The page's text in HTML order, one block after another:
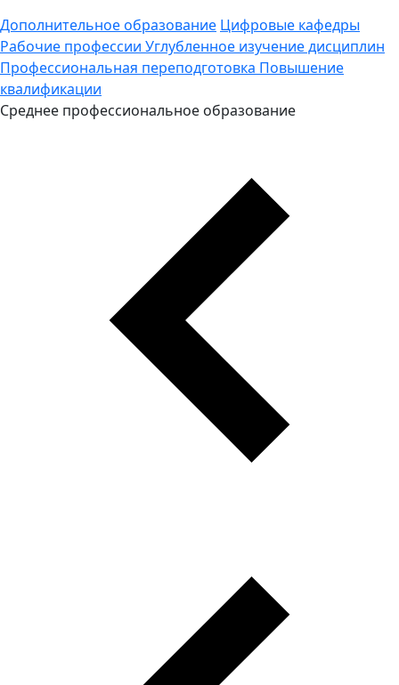
Дополнительное образование Цифровые кафедры
Рабочие профессии Углубленное изучение дисциплин
Профессиональная переподготовка Повышение
квалификации
Среднее профессиональное образование